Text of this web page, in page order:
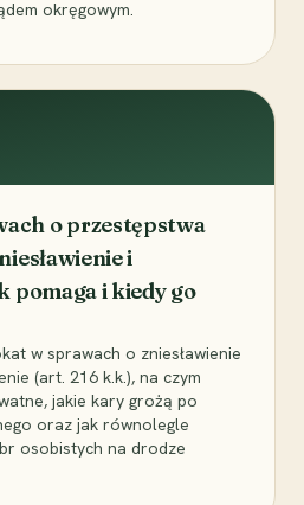
okręgowym.
o przestępstwa
i
pomaga i kiedy go
w sprawach o zniesławienie
(art. 216 k.k.), na czym
jakie kary grożą po
oraz jak równolegle
osobistych na drodze